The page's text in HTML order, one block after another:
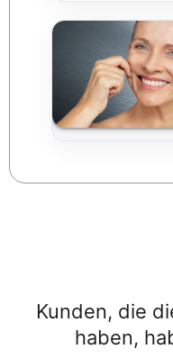
Kunden, die
haben,